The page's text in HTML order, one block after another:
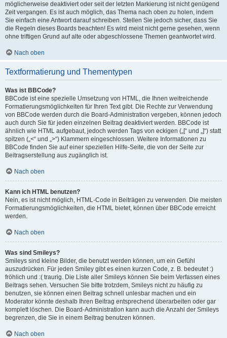
möglicherweise deaktiviert oder seit der letzten Markierung ist nicht genügend
Zeit vergangen. Es ist auch möglich, das Thema nach oben zu holen, indem
Sie einfach eine Antwort darauf schreiben. Stellen Sie jedoch sicher, dass Sie
die Regeln dieses Boards beachten! Es wird meist nicht gerne gesehen, wenn
ohne triftigen Grund auf alte oder abgeschlossene Themen geantwortet wird.
Nach oben
Textformatierung und Thementypen
Was ist BBCode?
BBCode ist eine spezielle Umsetzung von HTML, die Ihnen weitreichende
Formatierungsmöglichkeiten für Ihren Text gibt. Die Rechte zur Verwendung
von BBCode werden durch die Board-Administration vergeben, können jedoch
auch durch Sie für jeden einzelnen Beitrag deaktiviert werden. BBCode ist
ähnlich wie HTML aufgebaut, jedoch werden Tags von eckigen („[“ und „]“) statt
spitzen („<“ und „>“) Klammern eingeschlossen. Weitere Informationen zu
BBCode finden Sie auf einer speziellen Hilfe-Seite, die von der Seite zur
Beitragserstellung aus zugänglich ist.
Nach oben
Kann ich HTML benutzen?
Nein, es ist nicht möglich, HTML-Code in Beiträgen zu verwenden. Die meisten
Formatierungsmöglichkeiten, die HTML bietet, können über BBCode erreicht
werden.
Nach oben
Was sind Smileys?
Smileys sind kleine Bilder, die benutzt werden können, um ein Gefühl
auszudrücken. Für jeden Smiley gibt es einen kurzen Code, z. B. bedeutet :)
fröhlich und :( traurig. Die Liste aller Smileys können Sie beim Verfassen eines
Beitrags sehen. Versuchen Sie bitte trotzdem, Smileys nicht zu häufig zu
benutzen, sie können einen Beitrag schnell unlesbar machen und ein
Moderator könnte deshalb Ihren Beitrag entsprechend überarbeiten oder gar
komplett löschen. Die Board-Administration kann auch die Anzahl der Smileys
begrenzen, die Sie in einem Beitrag benutzen können.
Nach oben